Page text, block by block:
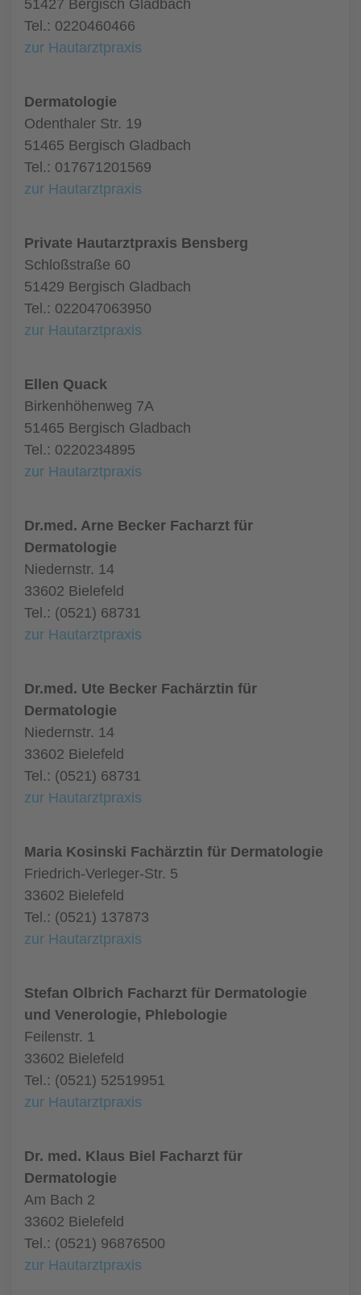
51427 Bergisch Gladbach
Tel.: 0220460466
zur Hautarztpraxis
Dermatologie
Odenthaler Str. 19
51465 Bergisch Gladbach
Tel.: 017671201569
zur Hautarztpraxis
Private Hautarztpraxis Bensberg
Schloßstraße 60
51429 Bergisch Gladbach
Tel.: 022047063950
zur Hautarztpraxis
Ellen Quack
Birkenhöhenweg 7A
51465 Bergisch Gladbach
Tel.: 0220234895
zur Hautarztpraxis
Dr.med. Arne Becker Facharzt für
Dermatologie
Niedernstr. 14
33602 Bielefeld
Tel.: (0521) 68731
zur Hautarztpraxis
Dr.med. Ute Becker Fachärztin für
Dermatologie
Niedernstr. 14
33602 Bielefeld
Tel.: (0521) 68731
zur Hautarztpraxis
Maria Kosinski Fachärztin für Dermatologie
Friedrich-Verleger-Str. 5
33602 Bielefeld
Tel.: (0521) 137873
zur Hautarztpraxis
Stefan Olbrich Facharzt für Dermatologie
und Venerologie, Phlebologie
Feilenstr. 1
33602 Bielefeld
Tel.: (0521) 52519951
zur Hautarztpraxis
Dr. med. Klaus Biel Facharzt für
Dermatologie
Am Bach 2
33602 Bielefeld
Tel.: (0521) 96876500
zur Hautarztpraxis